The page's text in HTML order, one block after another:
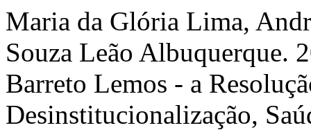
Maria da Glória Lima,
Souza Leão Albuquerque.
Barreto Lemos - a
Desinstitucionalização,